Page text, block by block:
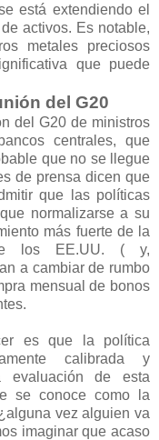
está extendiendo el
activos. Es notable,
metales preciosos
que puede
del G20
del G20 de ministros
centrales, que
que no se llegue
de prensa dicen que
que las políticas
normalizarse a su
más fuerte de la
los EE.UU. ( y,
a cambiar de rumbo
mensual de bonos
es que la política
calibrada y
evaluación de esta
se conoce como la
vez alguien va
imaginar que acaso